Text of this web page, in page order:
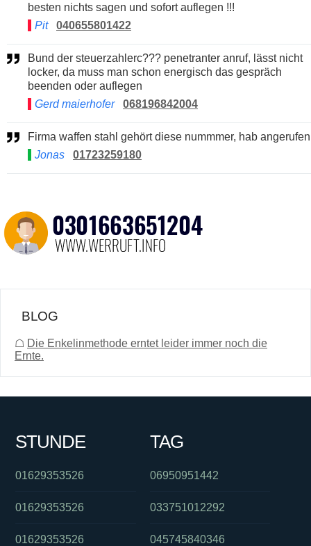
besten nichts sagen und sofort auflegen !!!
Pit
040655801422
Bund der steuerzahlerc??? penetranter anruf, lässt nicht
locker, da muss man schon energisch das gespräch
beenden oder auflegen
Gerd maierhofer
068196842004
Firma waffen stahl gehört diese nummmer, hab angerufen
Jonas
01723259180
BLOG
☖ Die Enkelinmethode erntet leider immer noch die
Ernte.
STUNDE
01629353526
01629353526
01629353526
TAG
06950951442
033751012292
045745840346